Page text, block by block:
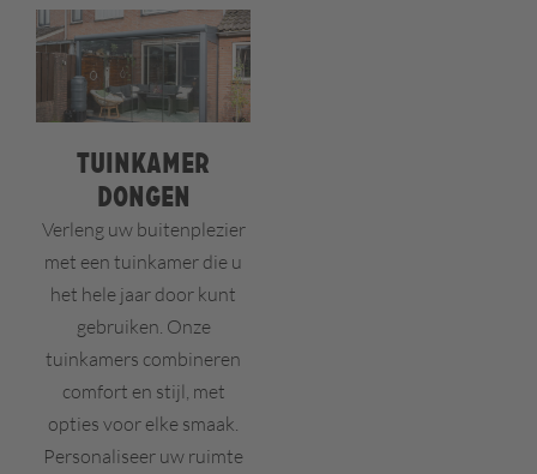
Tuinkamer
Dongen
Verleng uw buitenplezier
met een tuinkamer die u
het hele jaar door kunt
gebruiken. Onze
tuinkamers combineren
comfort en stijl, met
opties voor elke smaak.
Personaliseer uw ruimte